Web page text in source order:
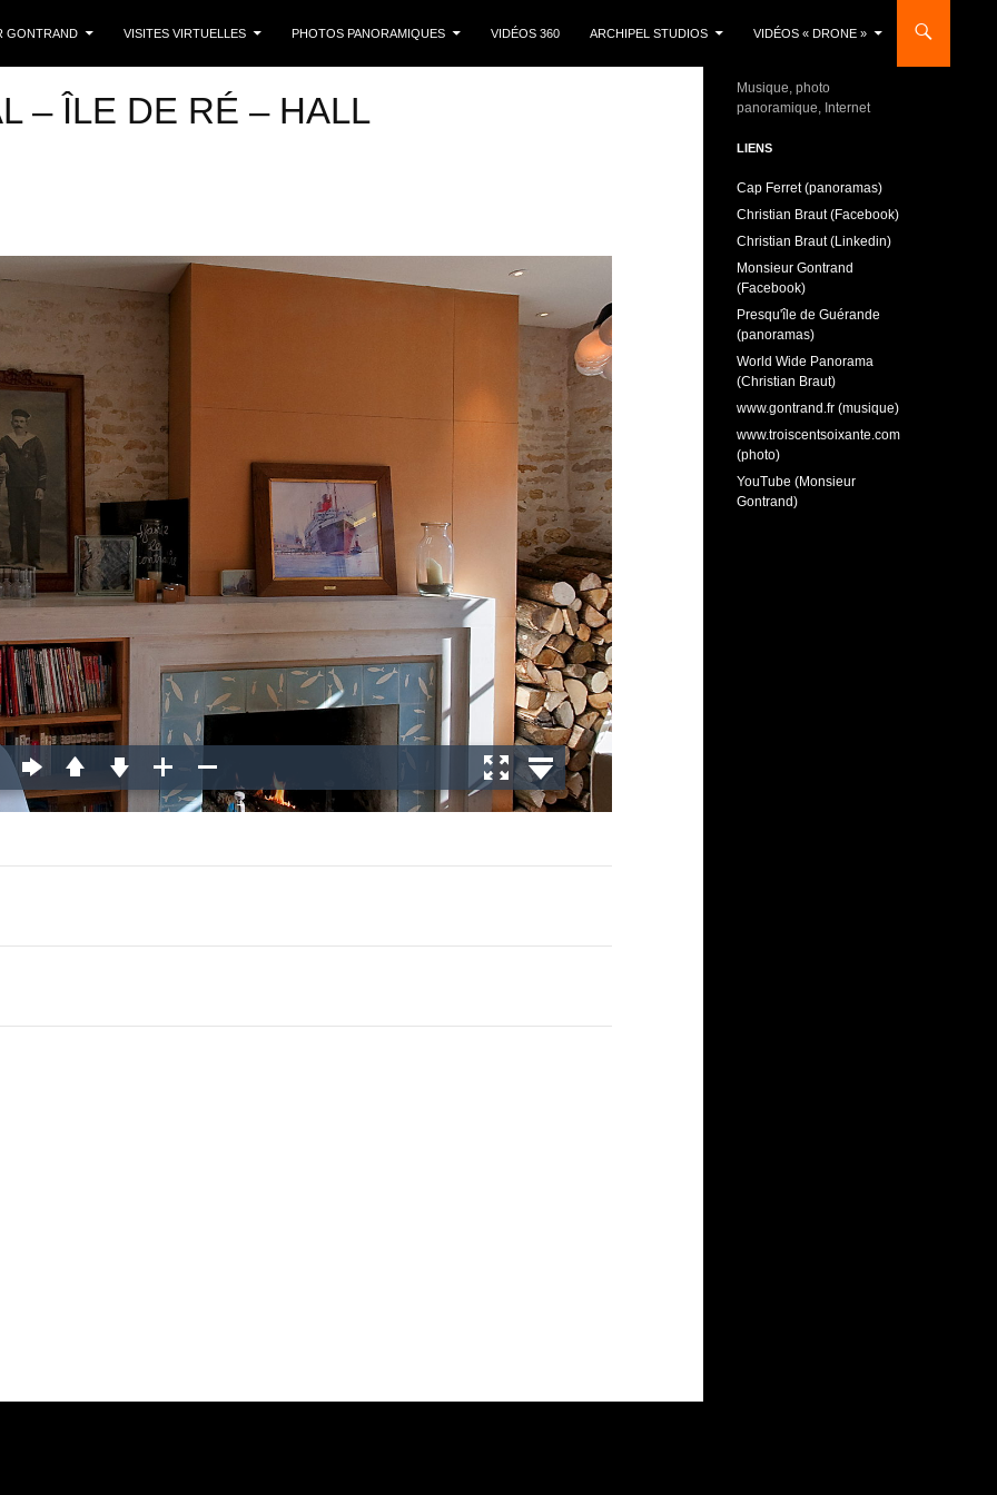
GONTRAND
VISITES VIRTUELLES PHOTOS PANORAMIQUES VIDÉOS 360 ARCHIPEL STUDIOS VIDÉOS « DRONE »
– ÎLE DE RÉ – HALL
Musique, photo
panoramique, Internet
LIENS
Cap Ferret (panoramas)
Christian Braut (Facebook)
Christian Braut (Linkedin)
Monsieur Gontrand
(Facebook)
Presqu'île de Guérande
(panoramas)
World Wide Panorama
(Christian Braut)
www.gontrand.fr (musique)
www.troiscentsoixante.com
(photo)
YouTube (Monsieur
Gontrand)